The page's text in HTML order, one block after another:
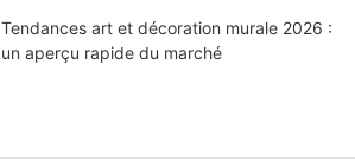
Tendances art et décoration murale 2026 :
un aperçu rapide du marché